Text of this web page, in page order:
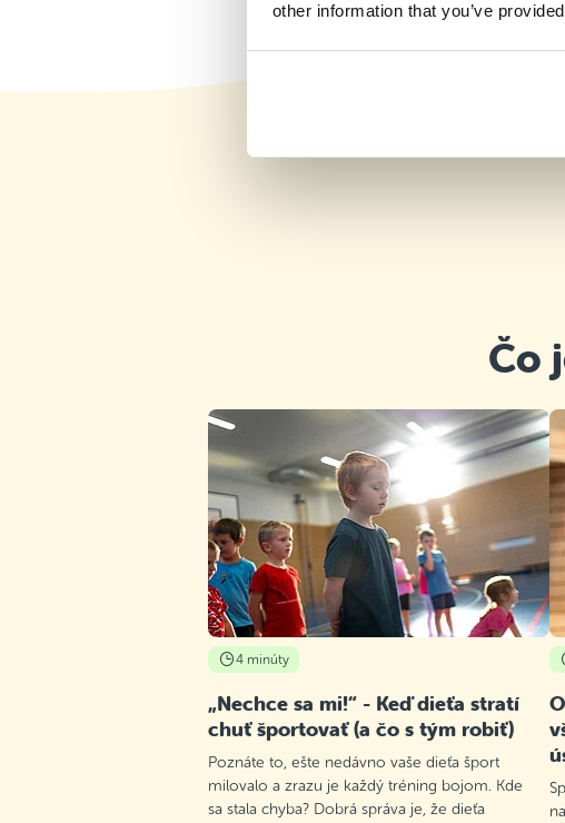
other information that you’ve
Čo
4 minúty
„Nechce sa mi!“ - Keď dieťa stratí
chuť športovať (a čo s tým robiť)
Poznáte to, ešte nedávno vaše dieťa šport
milovalo a zrazu je každý tréning bojom. Kde
sa stala chyba? Dobrá správa je, že dieťa